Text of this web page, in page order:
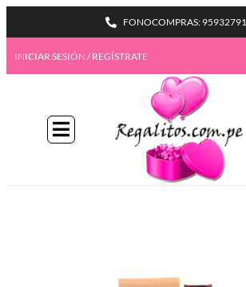
FONOCOMPRAS:
INICIAR SESIÓN / REGÍSTRATE
BIENVENIDA A NUESTRO
PROGAMA
HAZTE MIEMBRO
Con más formas de
emocionantes, este es su pase de
¿Ya tienes una cuenta?